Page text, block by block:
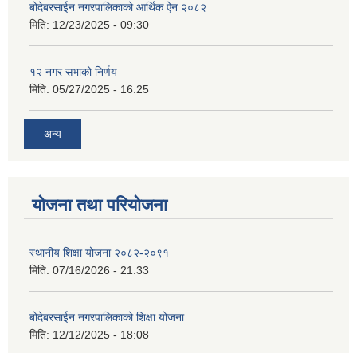
बोदेबरसाईन नगरपालिकाको आर्थिक ऐन २०८२
मिति: 12/23/2025 - 09:30
१२ नगर सभाको निर्णय
मिति: 05/27/2025 - 16:25
अन्य
योजना तथा परियोजना
स्थानीय शिक्षा योजना २०८२-२०९१
मिति: 07/16/2026 - 21:33
बोदेबरसाईन नगरपालिकाको शिक्षा योजना
मिति: 12/12/2025 - 18:08